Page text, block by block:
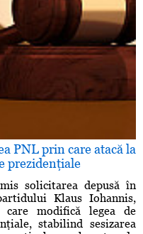
PNL prin care atacă la
prezidenţiale
solicitarea depusă în
Klaus Iohannis,
modifică legea de
stabilind sesizarea